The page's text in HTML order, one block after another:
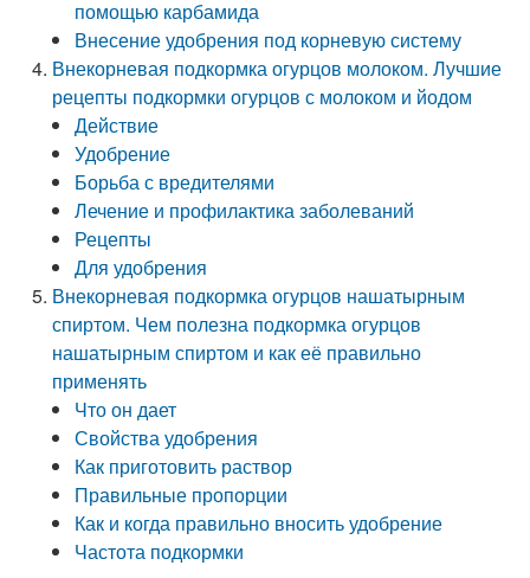
помощью карбамида
Внесение удобрения под корневую систему
Внекорневая подкормка огурцов молоком. Лучшие
рецепты подкормки огурцов с молоком и йодом
Действие
Удобрение
Борьба с вредителями
Лечение и профилактика заболеваний
Рецепты
Для удобрения
Внекорневая подкормка огурцов нашатырным
спиртом. Чем полезна подкормка огурцов
нашатырным спиртом и как её правильно
применять
Что он дает
Свойства удобрения
Как приготовить раствор
Правильные пропорции
Как и когда правильно вносить удобрение
Частота подкормки